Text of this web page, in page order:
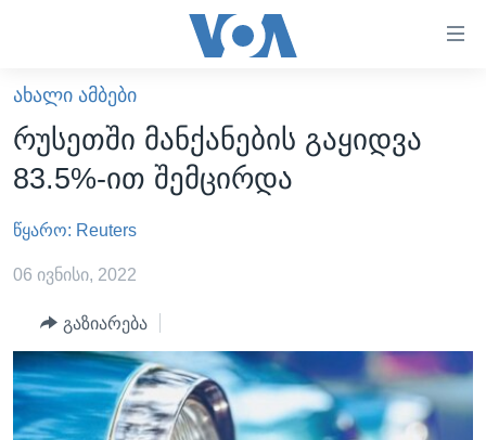
ხელმისაწვდომობისთვის
გადადით
მთავარზე
გადადით
მთავარ
გადადით
ძიებაზე
ᲐᲮᲐᲚᲘ ᲐᲛᲑᲔᲑᲘ
ᲡᲐᲥᲐᲠᲗᲕᲔᲚᲝ
ᲐᲨᲨ
ᲐᲨᲨ-ᲘᲡ ᲐᲠᲩᲔᲕᲜᲔᲑᲘ 2024
ᲛᲡᲝᲤᲚᲘᲝ
ᲕᲘᲓᲔᲝᲔᲑᲘ
ᲒᲐᲓᲐᲪᲔᲛᲔᲑᲘ
ᲕᲐᲨᲘᲜᲒᲢᲝᲜᲘ ᲓᲦᲔᲡ
ᲡᲮᲕᲐ ᲡᲘᲐᲮᲚᲔᲔᲑᲘ
ᲐᲮᲐᲚᲘ ᲐᲛᲑᲔᲑᲘ
რუსეთში მანქანების გაყიდვა
83.5%-ით შემცირდა
წყარო: Reuters
06 ივნისი, 2022
გაზიარება